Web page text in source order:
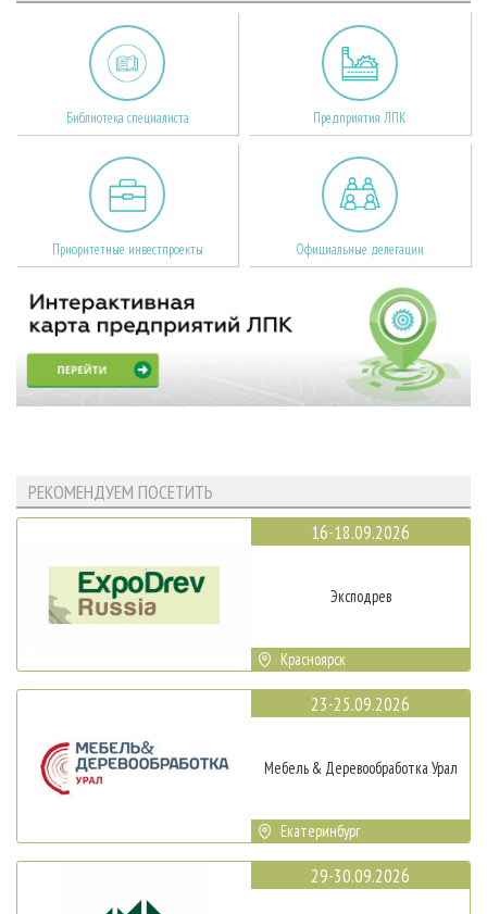
Библиотека специалиста Предприятия ЛПК
Приоритетные инвестпроекты Официальные делегации
РЕКОМЕНДУЕМ ПОСЕТИТЬ
16-18.09.2026
Эксподрев
Красноярск
23-25.09.2026
Мебель & Деревообработка Урал
Екатеринбург
29-30.09.2026